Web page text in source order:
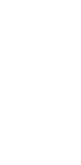
las
a
en